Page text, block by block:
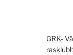
GRK-